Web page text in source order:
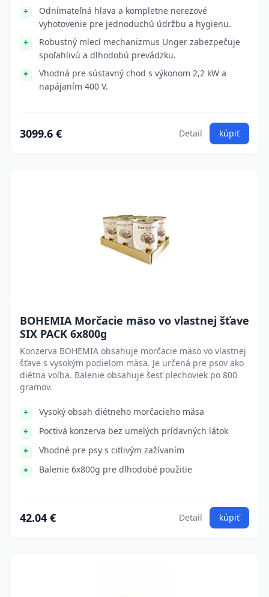
Odnímateľná hlava a kompletne nerezové
vyhotovenie pre jednoduchú údržbu a hygienu.
Robustný mlecí mechanizmus Unger zabezpečuje
spoľahlivú a dlhodobú prevádzku.
Vhodná pre sústavný chod s výkonom 2,2 kW a
napájaním 400 V.
3099.6 € Detail kúpiť
BOHEMIA Morčacie mäso vo vlastnej šťave
SIX PACK 6x800g
Konzerva BOHEMIA obsahuje morčacie mäso vo vlastnej
šťave s vysokým podielom mäsa. Je určená pre psov ako
diétna voľba. Balenie obsahuje šesť plechoviek po 800
gramov.
Vysoký obsah diétneho morčacieho mäsa
Poctivá konzerva bez umelých prídavných látok
Vhodné pre psy s citlivým zažívaním
Balenie 6x800g pre dlhodobé použitie
42.04 € Detail kúpiť